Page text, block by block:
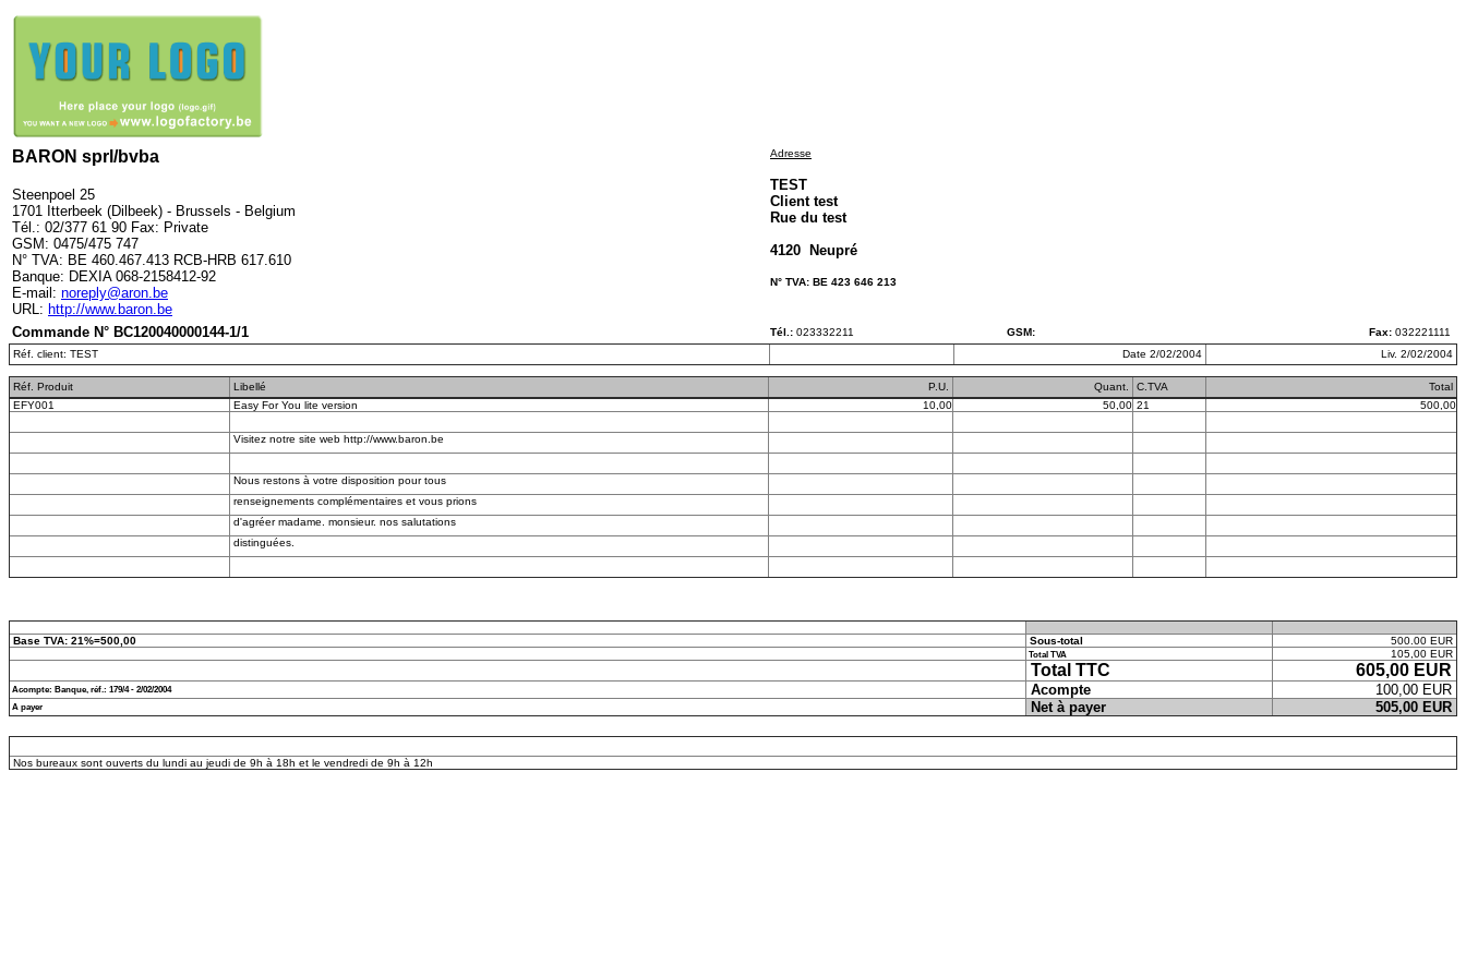
BARON sprl/bvba
Steenpoel 25
1701 Itterbeek (Dilbeek) - Brussels - Belgium
Tél.: 02/377 61 90 Fax: Private
GSM: 0475/475 747
N° TVA: BE 460.467.413 RCB-HRB 617.610
Banque: DEXIA 068-2158412-92
E-mail: noreply@aron.be
URL: http://www.baron.be
Adresse
TEST
Client test
Rue du test
4120 Neupré
N° TVA: BE 423 646 213
Commande N° BC120040000144-1/1 Tél.: 023332211 GSM: Fax: 032221111
Réf. client: TEST
Date 2/02/2004 Liv. 2/02/2004
Réf. Produit Libellé P.U. Quant. C.TVA
Total
EFY001
Easy For You lite version 10,00 50,00 21 500,00
Visitez notre site web http://www.baron.be
Nous restons à votre disposition pour tous
renseignements complémentaires et vous prions
d'agréer madame. monsieur. nos salutations
distinguées.
Base TVA: 21%=500,00 Sous-total 500.00 EUR
Total TVA 105,00 EUR
Total TTC 605,00 EUR
Acompte: Banque, réf.: 179/4 - 2/02/2004 Acompte 100,00 EUR
A payer Net à payer 505,00 EUR
Nos bureaux sont ouverts du lundi au jeudi de 9h à 18h et le vendredi de 9h à 12h